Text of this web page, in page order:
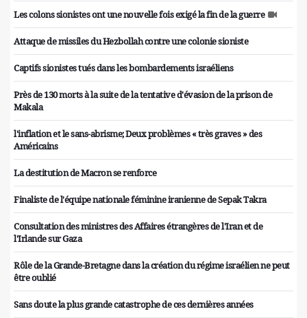
Les colons sionistes ont une nouvelle fois exigé la fin de la guerre
Attaque de missiles du Hezbollah contre une colonie sioniste
Captifs sionistes tués dans les bombardements israéliens
Près de 130 morts à la suite de la tentative d'évasion de la prison de
Makala
l'inflation et le sans-abrisme; Deux problèmes « très graves » des
Américains
La destitution de Macron se renforce
Finaliste de l'équipe nationale féminine iranienne de Sepak Takra
Consultation des ministres des Affaires étrangères de l'Iran et de
l'Irlande sur Gaza
Rôle de la Grande-Bretagne dans la création du régime israélien ne peut
être oublié
Sans doute la plus grande catastrophe de ces dernières années